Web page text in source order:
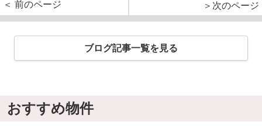
＜ 前のページ ＞次のページ
ブログ記事一覧を見る
おすすめ物件